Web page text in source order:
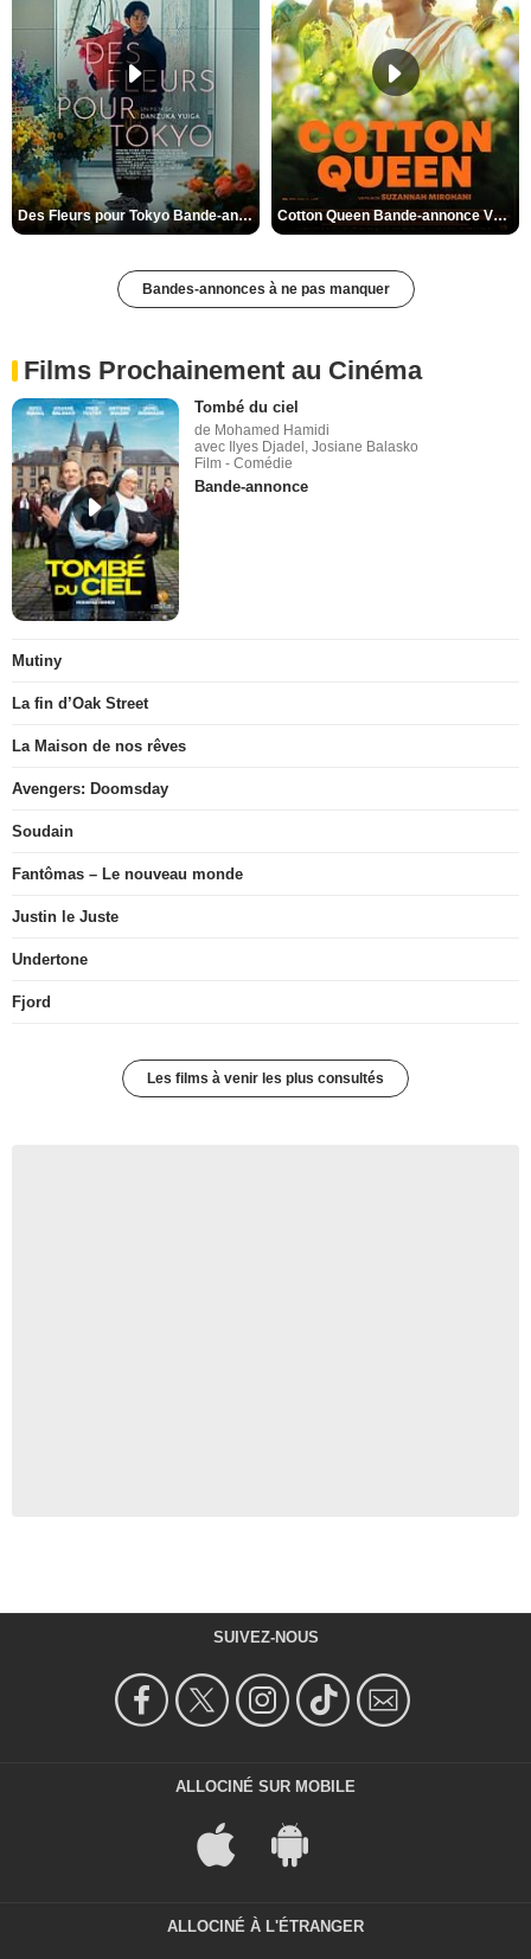
Des Fleurs pour Tokyo Bande-annonce VO STFR Cotton Queen Bande-annonce VO STFR
Bandes-annonces à ne pas manquer
Films Prochainement au Cinéma
Tombé du ciel
de Mohamed Hamidi
avec Ilyes Djadel, Josiane Balasko
Film - Comédie
Bande-annonce
Mutiny
La fin d’Oak Street
La Maison de nos rêves
Avengers: Doomsday
Soudain
Fantômas – Le nouveau monde
Justin le Juste
Undertone
Fjord
Les films à venir les plus consultés
SUIVEZ-NOUS
ALLOCINÉ SUR MOBILE
ALLOCINÉ À L'ÉTRANGER